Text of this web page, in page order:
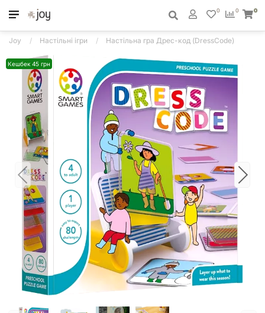
0
0 0
Joy Настільні ігри Настільна гра Дрес-код (DressCode)
Кешбек 45 грн